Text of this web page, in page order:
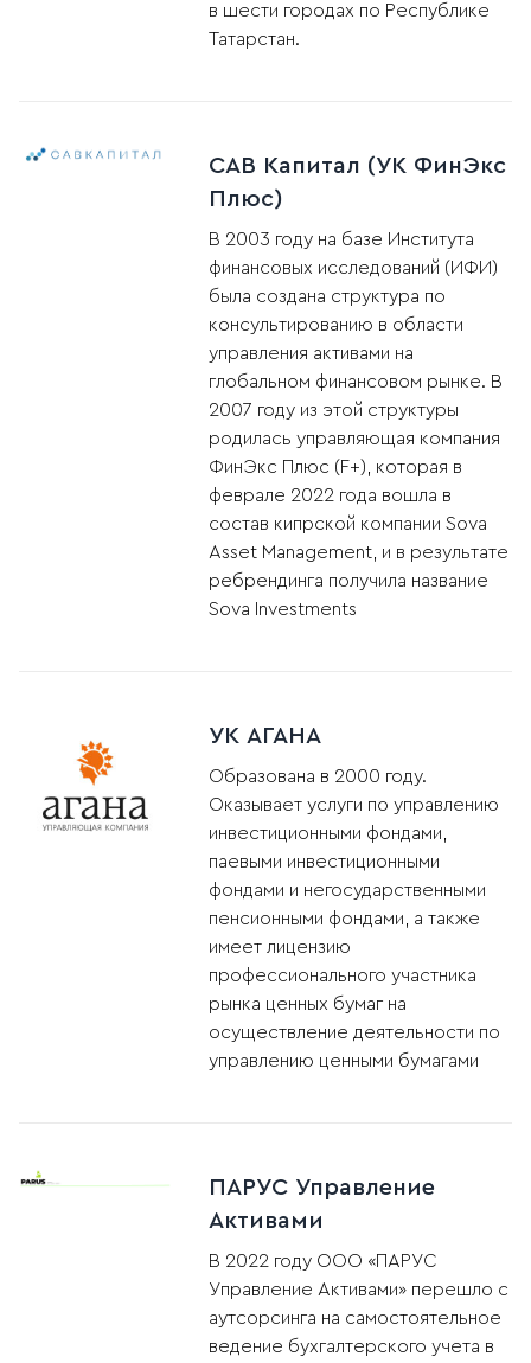
в шести городах по Республике
Татарстан.
САВ Капитал (УК ФинЭкс
Плюс)
В 2003 году на базе Института
финансовых исследований (ИФИ)
была создана структура по
консультированию в области
управления активами на
глобальном финансовом рынке. В
2007 году из этой структуры
родилась управляющая компания
ФинЭкс Плюс (F+), которая в
феврале 2022 года вошла в
состав кипрской компании Sova
Asset Management, и в результате
ребрендинга получила название
Sova Investments
УК АГАНА
Образована в 2000 году.
Оказывает услуги по управлению
инвестиционными фондами,
паевыми инвестиционными
фондами и негосударственными
пенсионными фондами, а также
имеет лицензию
профессионального участника
рынка ценных бумаг на
осуществление деятельности по
управлению ценными бумагами
ПАРУС Управление
Активами
В 2022 году ООО «ПАРУС
Управление Активами» перешло с
аутсорсинга на самостоятельное
ведение бухгалтерского учета в